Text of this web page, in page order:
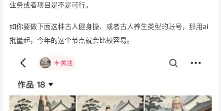
业务或者项目是不是可行。
如你要做下面这种古人健身操、或者古人养生类型的账号，那用ai
批量起，今年的这个节点就会比较容易。